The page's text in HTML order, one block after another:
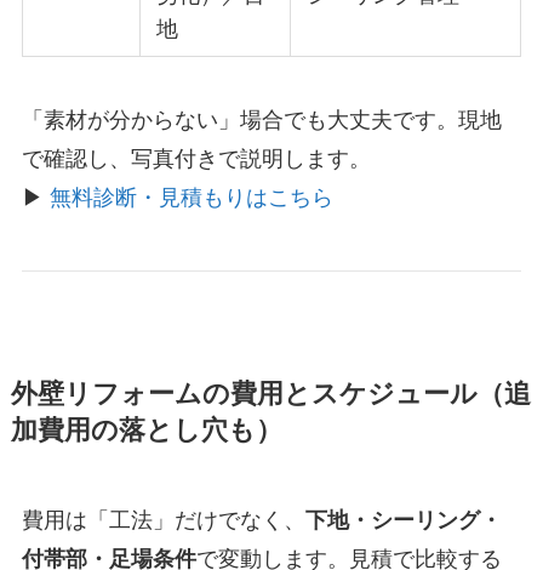
地
「素材が分からない」場合でも大丈夫です。現地
で確認し、写真付きで説明します。
▶ 無料診断・見積もりはこちら
外壁リフォームの費用とスケジュール（追
加費用の落とし穴も）
費用は「工法」だけでなく、 下地・シーリング・
付帯部・足場条件で変動します。見積で比較する